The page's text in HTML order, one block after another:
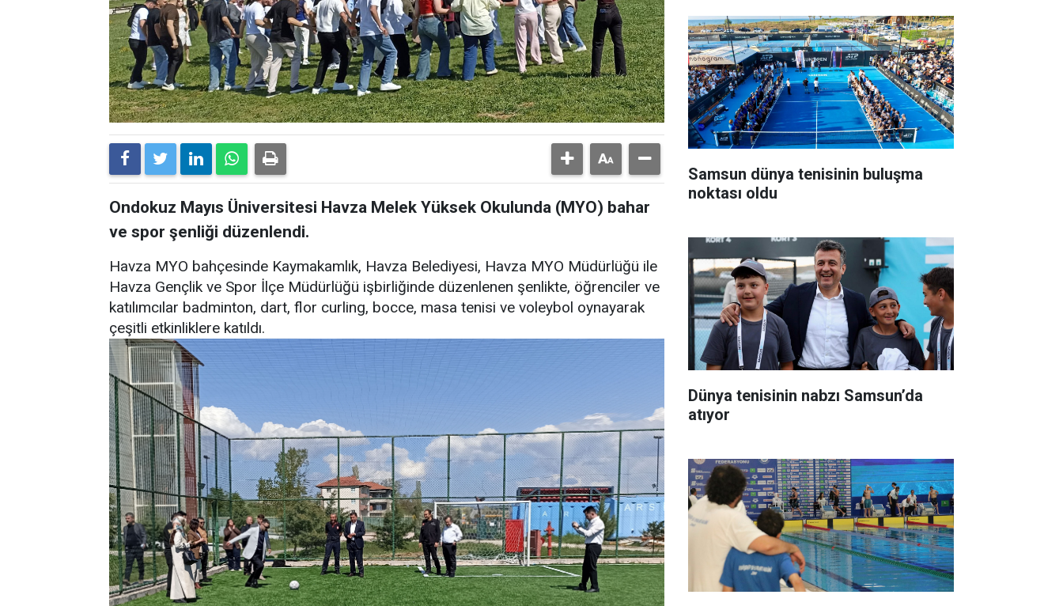
Ondokuz Mayıs Üniversitesi Havza Melek Yüksek Okulunda (MYO) bahar
ve spor şenliği düzenlendi.
Havza MYO bahçesinde Kaymakamlık, Havza Belediyesi, Havza MYO Müdürlüğü ile
Havza Gençlik ve Spor İlçe Müdürlüğü işbirliğinde düzenlenen şenlikte, öğrenciler ve
katılımcılar badminton, dart, flor curling, bocce, masa tenisi ve voleybol oynayarak
çeşitli etkinliklere katıldı.
Samsun dünya tenisinin buluşma
noktası oldu
Dünya tenisinin nabzı Samsun’da
atıyor